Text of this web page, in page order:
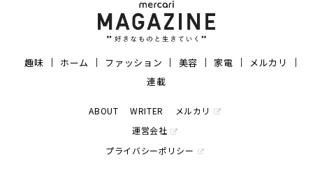
趣味 ホーム ファッション 美容 家電
メルカリ
連載
ABOUT WRITER
メルカリ
運営会社
プライバシーポリシー